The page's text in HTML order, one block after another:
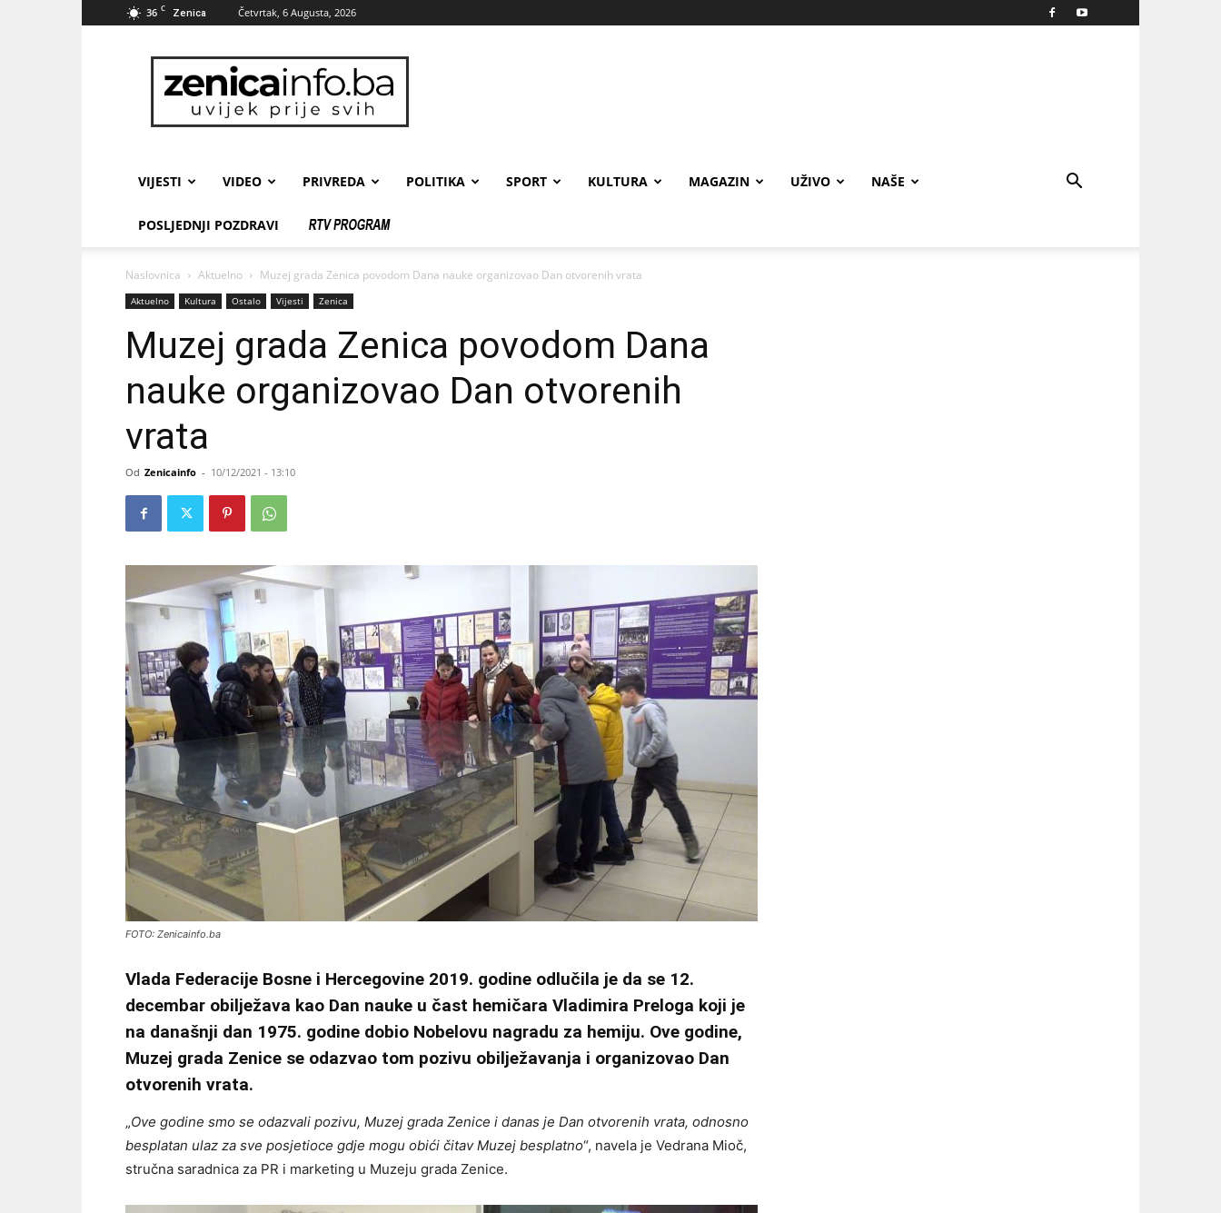
36 C Zenica Četvrtak, 6 Augusta, 2026
zenicainfo.ba
VIJESTI VIDEO PRIVREDA POLITIKA SPORT KULTURA MAGAZIN UŽIVO NAŠE
POSLJEDNJI POZDRAVI
Naslovnica Aktuelno Muzej grada Zenica povodom Dana nauke organizovao Dan otvorenih vrata
Aktuelno Kultura Ostalo Vijesti Zenica
Muzej grada Zenica povodom Dana
nauke organizovao Dan otvorenih
vrata
Od Zenicainfo - 10/12/2021 - 13:10
FOTO: Zenicainfo.ba
Vlada Federacije Bosne i Hercegovine 2019. godine odlučila je da se 12.
decembar obilježava kao Dan nauke u čast hemičara Vladimira Preloga koji je
na današnji dan 1975. godine dobio Nobelovu nagradu za hemiju. Ove godine,
Muzej grada Zenice se odazvao tom pozivu obilježavanja i organizovao Dan
otvorenih vrata.
„Ove godine smo se odazvali pozivu, Muzej grada Zenice i danas je Dan otvorenih vrata, odnosno
besplatan ulaz za sve posjetioce gdje mogu obići čitav Muzej besplatno“, navela je Vedrana Mioč,
stručna saradnica za PR i marketing u Muzeju grada Zenice.